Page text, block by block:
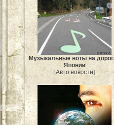
Музыкальные ноты на
Японии
[Авто новости]